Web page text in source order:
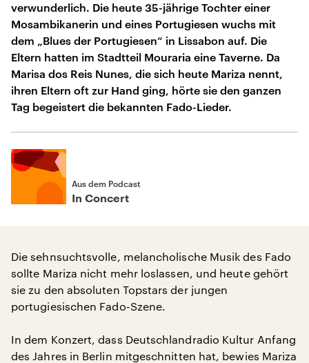
verwunderlich. Die heute 35-jährige Tochter einer
Mosambikanerin und eines Portugiesen wuchs mit
dem „Blues der Portugiesen“ in Lissabon auf. Die
Eltern hatten im Stadtteil Mouraria eine Taverne. Da
Marisa dos Reis Nunes, die sich heute Mariza nennt,
ihren Eltern oft zur Hand ging, hörte sie den ganzen
Tag begeistert die bekannten Fado-Lieder.
Aus dem Podcast
In Concert
Die sehnsuchtsvolle, melancholische Musik des Fado
sollte Mariza nicht mehr loslassen, und heute gehört
sie zu den absoluten Topstars der jungen
portugiesischen Fado-Szene.
In dem Konzert, dass Deutschlandradio Kultur Anfang
des Jahres in Berlin mitgeschnitten hat, bewies Mariza